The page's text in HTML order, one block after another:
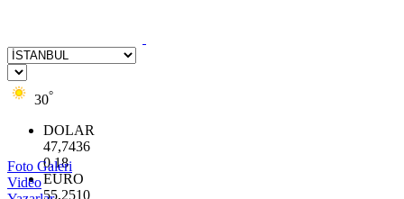
30°
DOLAR
47,7436
0.18
EURO
55,2510
Foto Galeri
Video